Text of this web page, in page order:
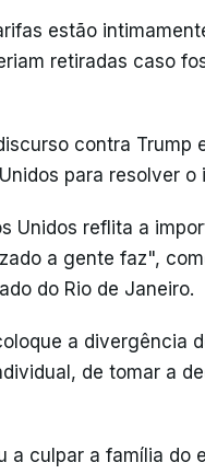
estão
retiradas caso
contra Trump
para resolver o
Unidos reflita a
a gente faz",
do Rio de Janeiro.
a divergência
de tomar a
a culpar a família do